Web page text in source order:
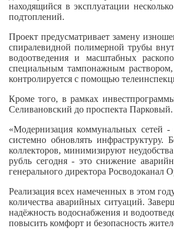
находящийся в эксплуатации
подтоплений.
Проект предусматривает замену
спиралевидной полимерной трубы
водоотведения и масштабных
специальным тампонажным
контролируется с помощью
Кроме того, в рамках
Селивановский до проспекта Парковый.
«Модернизация коммунальных сетей
системно обновлять
коллекторов, минимизируют
рубль сегодня - это снижение
генерального директора Росводоканал
Реализация всех намеченных в этом
количества аварийных ситуаций.
надёжность водоснабжения и
повысить комфорт и безопасность